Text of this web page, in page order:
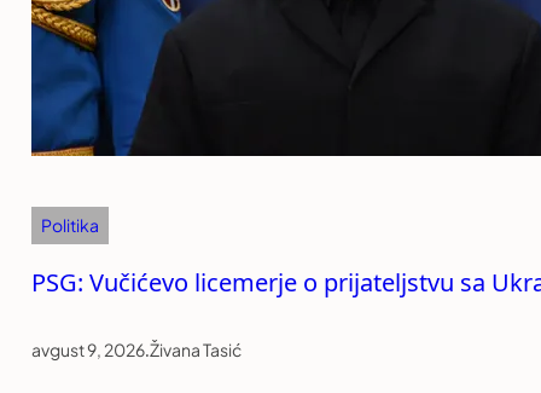
Politika
PSG: Vučićevo licemerje o prijateljstvu sa
avgust 9, 2026.Živana Tasić